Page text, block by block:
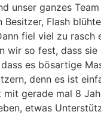
unser ganzes
Flash
fiel viel zu
wir so fest, dass
es bösartige
denn es ist
gerade mal 8
etwas